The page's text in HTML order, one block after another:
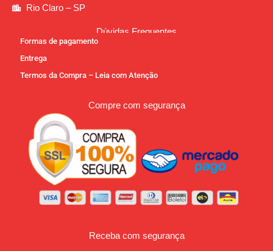
Rio Claro – SP
Dúvidas Frequentes
Formas de pagamento
Entrega
Termos da Compra – Leia com Atenção
Compre com segurança
Receba com segurança